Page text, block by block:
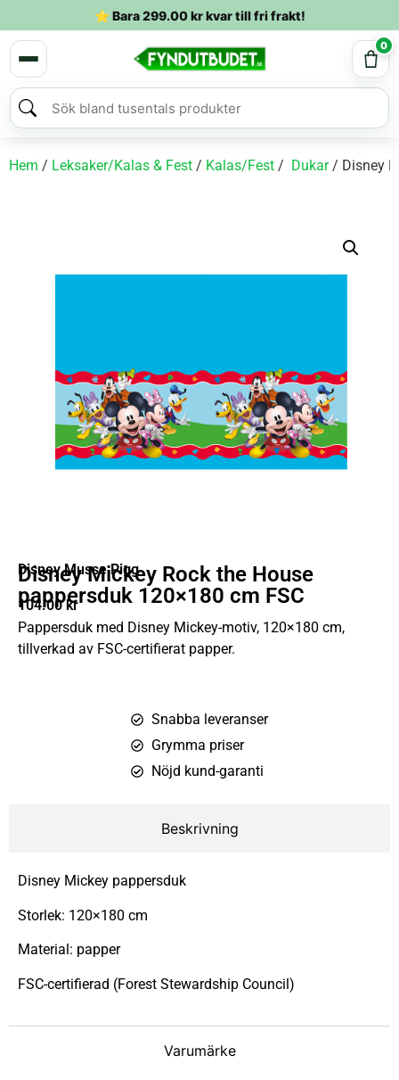
⭐ Bara299.00krkvar till fri frakt!
0
Hem / Leksaker/Kalas & Fest / Kalas/Fest / Dukar/ Disney
Disney Musse Pigg
Disney Mickey Rock the House
pappersduk 120×180 cm FSC
104.00kr
Pappersduk med Disney Mickey-motiv, 120×180 cm,
tillverkad av FSC-certifierat papper.
Snabba leveranser
Grymma priser
Nöjd kund-garanti
Beskrivning
Varumärke
Disney Mickey pappersduk
Storlek: 120×180 cm
Material: papper
FSC-certifierad (Forest Stewardship Council)